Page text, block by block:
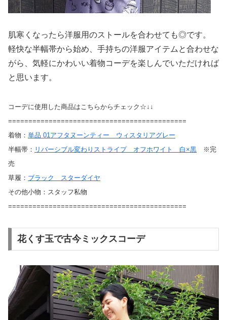
肌寒くなったら洋服用のストールを合わせても◎です。
軽快な半幅帯から始め、手持ちの洋服アイテムと合わせな
がら、気軽にかわいい着物コーデを楽しんでいただければ
と思います。
コーデに使用した商品はこちらからチェック☆↓↓
============================================
着物： 単品 01アフタヌーンティー ウィスタリアグレー
半幅帯： リバーシブル変わりストライプ オフホワイト 白×黒 ※完
売
草履： ブラック スターダイヤ
その他小物：スタッフ私物
============================================
花くす玉で古今ミックスコーデ